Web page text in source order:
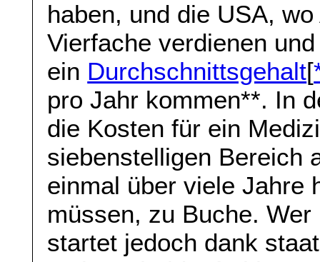
haben, und die USA,
Vierfache verdienen
ein Durchschnittsgehalt[
pro Jahr kommen**. In
die Kosten für ein
siebenstelligen Bereich
einmal über viele Jahre
müssen, zu Buche.
startet jedoch dank